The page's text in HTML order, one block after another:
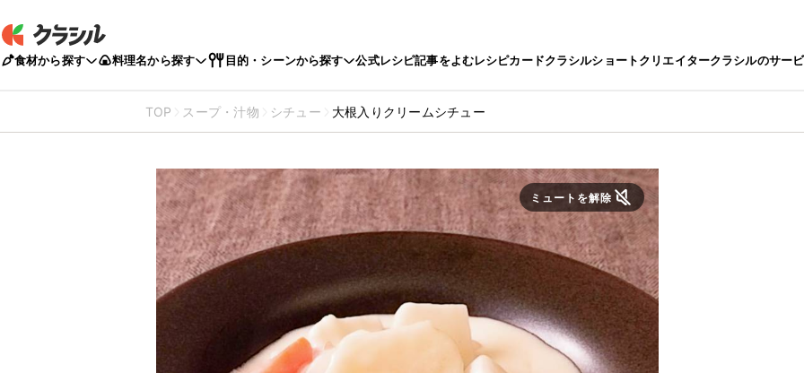
食材から探す 料理名から探す 目的・シーンから探す 公式レシピ記事をよむレシピカードクラシルショートクリエイタークラシルのサー
TOP スープ・汁物 シチュー 大根入りクリームシチュー
ミュートを解除